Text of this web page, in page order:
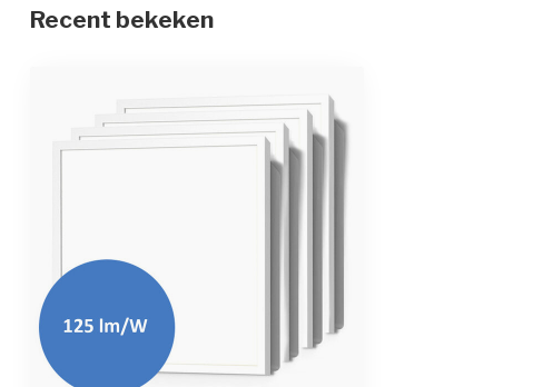
Levensduur LEDs
Montagewijze
Toebehoren
CRI (Ra)
Recent bekeken